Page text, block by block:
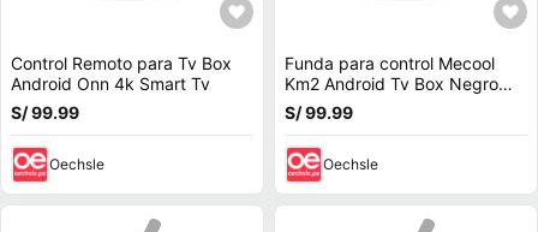
Control Remoto para Tv Box
Android Onn 4k Smart Tv
S/ 99.99
Oechsle
Funda para control Mecool
Km2 Android Tv Box Negro
Soporte
S/ 99.99
Oechsle